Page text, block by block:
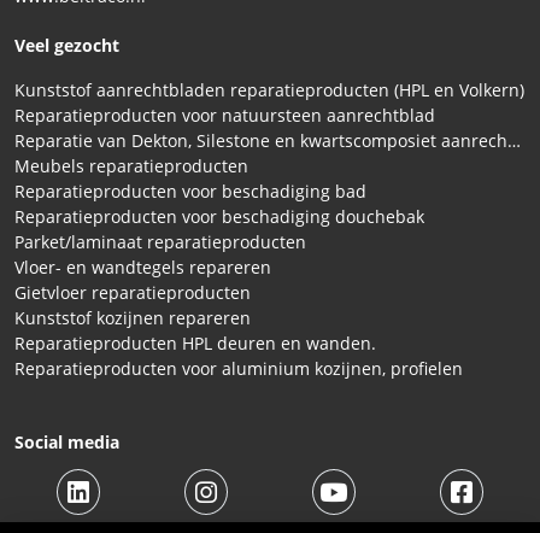
Veel gezocht
Kunststof aanrechtbladen reparatieproducten (HPL en Volkern)
Reparatieproducten voor natuursteen aanrechtblad
Reparatie van Dekton, Silestone en kwartscomposiet aanrechtbladen
Meubels reparatieproducten
Reparatieproducten voor beschadiging bad
Reparatieproducten voor beschadiging douchebak
Parket/laminaat reparatieproducten
Vloer- en wandtegels repareren
Gietvloer reparatieproducten
Kunststof kozijnen repareren
Reparatieproducten HPL deuren en wanden.
Reparatieproducten voor aluminium kozijnen, profielen
Social media